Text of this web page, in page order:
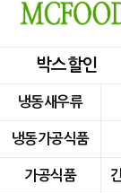
박스할인
냉동새우류
냉동가공식품
가공식품